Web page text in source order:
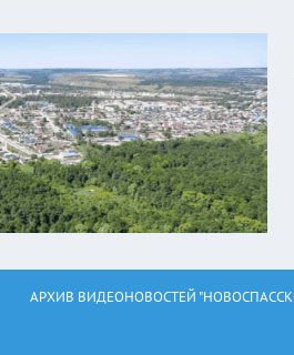
АРХИВ ВИДЕОНОВОСТЕЙ